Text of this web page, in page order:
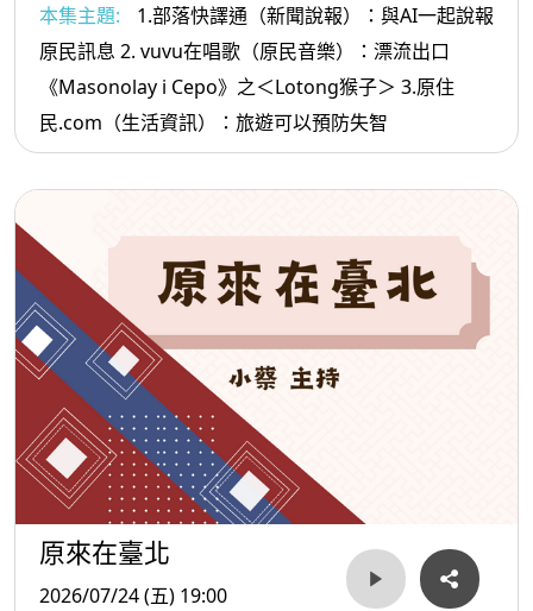
本集主題:
1.部落快譯通（新聞說報）：與AI一起說報
原民訊息 2. vuvu在唱歌（原民音樂）：漂流出口
《Masonolay i Cepo》之＜Lotong猴子＞ 3.原住
民.com（生活資訊）：旅遊可以預防失智
原來在臺北
2026/07/24 (五) 19:00